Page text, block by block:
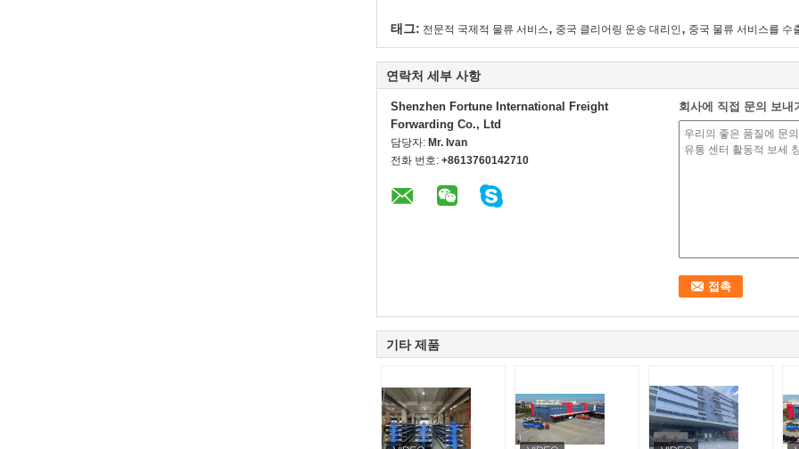
태그: 전문적 국제적 물류 서비스, 중국 클리어링 운송 대리인 , 중국 물류 서비스를 수
연락처 세부 사항
Shenzhen Fortune International Freight
Forwarding Co., Ltd
담당자: Mr. Ivan
전화 번호: +8613760142710
회사에 직접 문의 보내
기타 제품